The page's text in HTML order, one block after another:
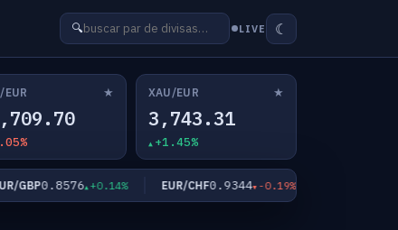
🔍 LIVE ☾
EUR ★ XAU/EUR ★
3,743.31
+1.45%
0.8576 +0.14% EUR/CHF0.9344 -0.19%